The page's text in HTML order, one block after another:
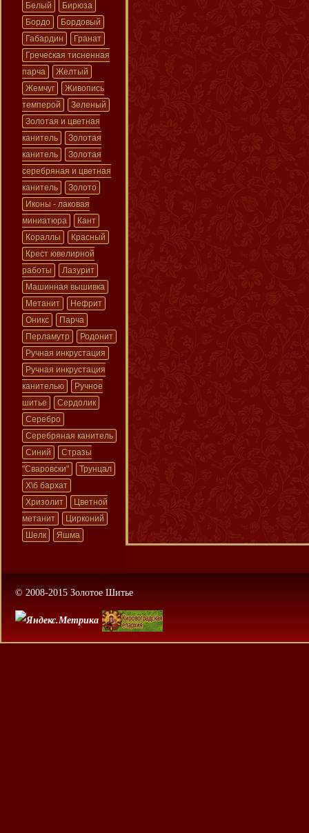
Белый
Бирюза
Бордо
Бордовый
Габардин
Гранат
Греческая тисненная
парча
Желтый
Жемчуг
Живопись
темперой
Зеленый
Золотая и цветная
канитель
Золотая
канитель
Золотая
серебряная и цветная
канитель
Золото
Иконы - лаковая
миниатюра
Кант
Кораллы
Красный
Крест ювелирной
работы
Лазурит
Машинная вышивка
Метанит
Нефрит
Оникс
Парча
Перламутр
Родонит
Ручная инкрустация
Ручная инкрустация
канителью
Ручное
шитье
Сердолик
Серебро
Серебряная канитель
Синий
Стразы
"Сваровски"
Трунцал
Х\б бархат
Хризолит
Цветной
метанит
Цирконий
Шелк
Яшма
© 2008-2015 Золотое Шитье